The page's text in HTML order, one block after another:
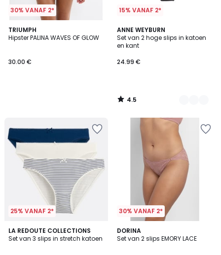
30% VANAF 2*
TRIUMPH
Hipster PALINA WAVES OF GLOW
30.00 €
15% VANAF 2*
ANNE WEYBURN
Set van 2 hoge slips in katoen
en kant
24.99 €
4.5
/ 5
2
Kleuren
4.5
/
25% VANAF 2*
LA REDOUTE COLLECTIONS
Set van 3 slips in stretch katoen
4.6
/ 5
2
Kleuren
30% VANAF 2*
DORINA
Set van 2 slips EMORY LACE